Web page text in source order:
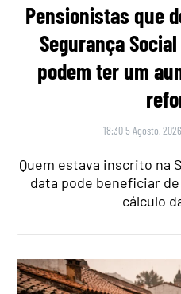
Pensionistas que
Segurança
podem ter um
18:30 5 Agosto, 2026
Quem estava inscrito na
data pode beneficiar
cálculo